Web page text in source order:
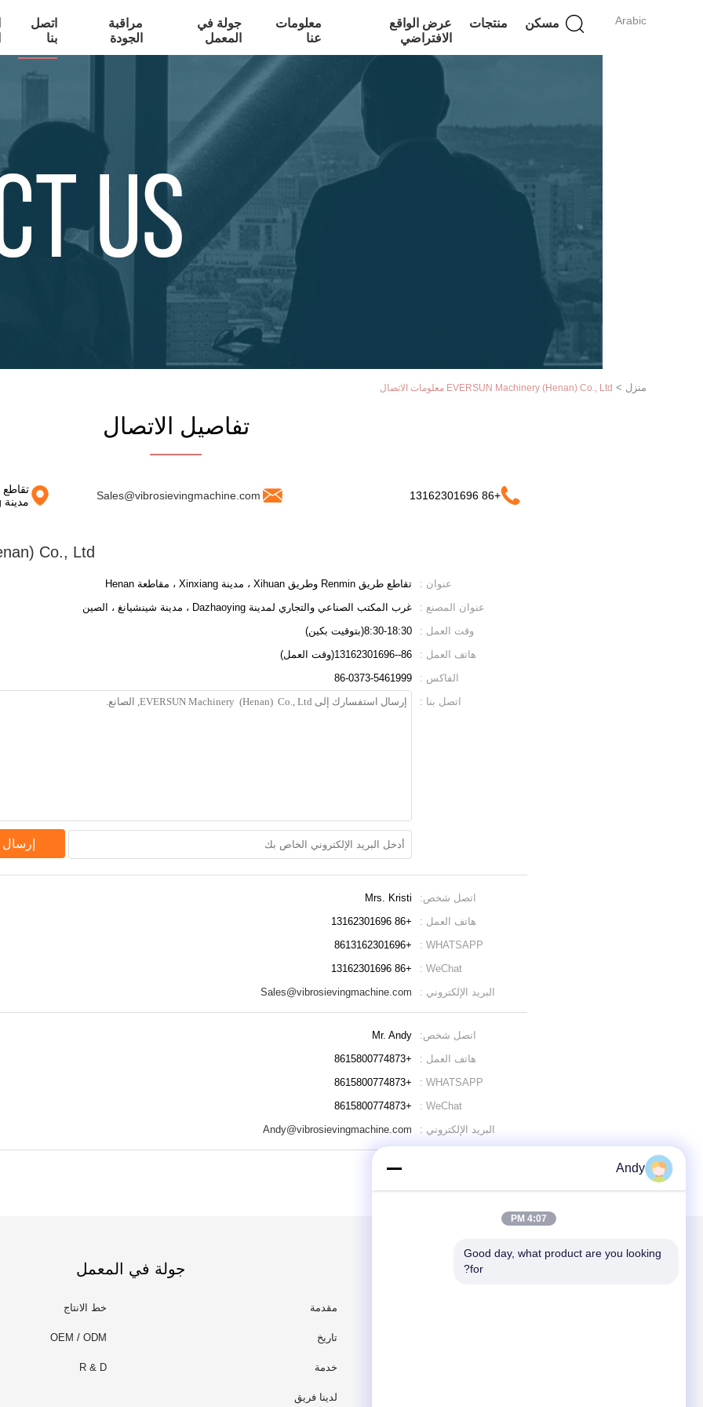
Arabic مسكن منتجات
عرض الواقع
الافتراضي
معلومات
عنا
جولة في
المعمل
مراقبة
الجودة
اتصل
بنا
منزل > EVERSUN Machinery (Henan) Co., Ltd معلومات الاتصال
تفاصيل الاتصال
+86 13162301696
Sales@vibrosievingmachine.com
مدينة Xinxiang ، مقاطعة Henan
Co., Ltd
عنوان :
تقاطع طريق Renmin وطريق Xihuan ، مدينة Xinxiang ، مقاطعة Henan
عنوان المصنع :
غرب المكتب الصناعي والتجاري لمدينة Dazhaoying ، مدينة شينشيانغ ، الصين
وقت العمل :
8:30-18:30(بتوقيت بكين)
هاتف العمل :
86--13162301696(وقت العمل)
الفاكس :
86-0373-5461999
اتصل بنا :
اتصل شخص:
Mrs. Kristi
هاتف العمل :
+86 13162301696
WHATSAPP :
+8613162301696
WeChat :
+86 13162301696
البريد الإلكتروني :
Sales@vibrosievingmachine.com
اتصل شخص:
Mr. Andy
هاتف العمل :
+8615800774873
WHATSAPP :
+8615800774873
WeChat :
+8615800774873
البريد الإلكتروني :
Andy@vibrosievingmachine.com
مقدمة
تاريخ
خدمة
لدينا فريق
جولة في المعمل
خط الانتاج
OEM / ODM
R & D
Andy
4:07 PM
Good day, what product are you looking
for?